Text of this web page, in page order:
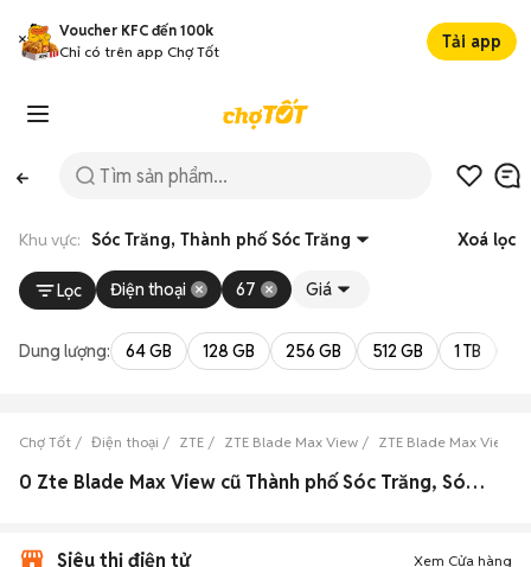
Voucher KFC đến 100k
Chỉ có trên app Chợ Tốt
Tải app
Khu vực: Sóc Trăng, Thành phố Sóc Trăng Xoá lọc
Lọc Điện thoại 67 Giá
Dung lượng: 64 GB 128 GB 256 GB 512 GB 1 TB
Chợ Tốt Điện thoại ZTE ZTE Blade Max View ZTE Blade Max View
0 Zte Blade Max View cũ Thành phố Sóc Trăng, Sóc Trăng đẹp
Siêu thị điện tử Xem Cửa hàng